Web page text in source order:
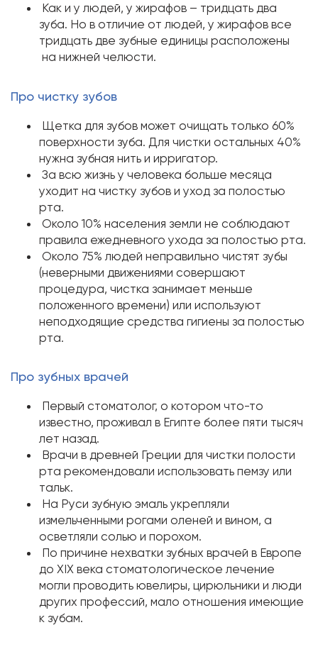
Как и у людей, у жирафов – тридцать два
зуба. Но в отличие от людей, у жирафов все
тридцать две зубные единицы расположены
на нижней челюсти.
Про чистку зубов
Щетка для зубов может очищать только 60%
поверхности зуба. Для чистки остальных 40%
нужна зубная нить и ирригатор.
За всю жизнь у человека больше месяца
уходит на чистку зубов и уход за полостью
рта.
Около 10% населения земли не соблюдают
правила ежедневного ухода за полостью рта.
Около 75% людей неправильно чистят зубы
(неверными движениями совершают
процедура, чистка занимает меньше
положенного времени) или используют
неподходящие средства гигиены за полостью
рта.
Про зубных врачей
Первый стоматолог, о котором что-то
известно, проживал в Египте более пяти тысяч
лет назад.
Врачи в древней Греции для чистки полости
рта рекомендовали использовать пемзу или
тальк.
На Руси зубную эмаль укрепляли
измельченными рогами оленей и вином, а
осветляли солью и порохом.
По причине нехватки зубных врачей в Европе
до XIX века стоматологическое лечение
могли проводить ювелиры, цирюльники и люди
других профессий, мало отношения имеющие
к зубам.